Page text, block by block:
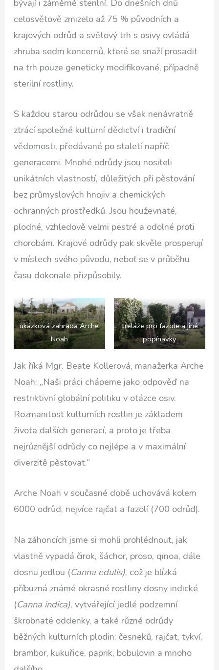
bývají i záměrně sterilní. Do dnešních dnů
celosvětově zmizelo až 75 % původních a
krajových odrůd a světový trh s osivy ovládá
zhruba sedm koncernů, které se snaží prosadit
na trh pouze geneticky modifikované, případně
sterilní rostliny.
S každou starou odrůdou se však nenávratně
ztrácí společné kulturní dědictví i tradiční
vědomosti, předávané po staletí napříč
generacemi. Mnohé odrůdy jsou nositeli
unikátních vlastností, důležitých při pěstování
bez průmyslových hnojiv a chemických
ochranných prostředků. Jsou houževnaté,
plodné, vzhledově velmi pestré a odolné proti
chorobám. Krajové odrůdy pak skvěle prosperují
v místech svého původu, neboť se v průběhu
času dokonale přizpůsobily.
ukázková zahrada Arche
Noah
treláže pro fazole a jiné
popínavky
Jak říká Mgr. Beate Kollerová, manažerka Arche
Noah: „Naši práci chápeme jako odpověď na
restriktivní globální politiku v otázce osiv.
Rozmanitost kulturních rostlin je základem
života dalších generací, a proto je třeba
nejrůznější odrůdy co nejlépe a v maximální
diverzitě pěstovat.“
Arche Noah v současné době uchovává kolem
6000 odrůd, nejvíce rajčat a fazolí (700 odrůd).
Na záhoncích jsme si mohli prohlédnout, jak
vlastně vypadá čirok, šáchor, proso, qinoa, dále
dosnu jedlou (Canna edulis), což je blízká
příbuzná známé okrasné rostliny dosny indické
(Canna indica), vytvářející jedlé podzemní
škrobnaté oddenky, a také různé odrůdy
běžných kulturních plodin: česneků, rajčat, tykví,
brambor, kukuřice, paprik, bobulovin a mnoho